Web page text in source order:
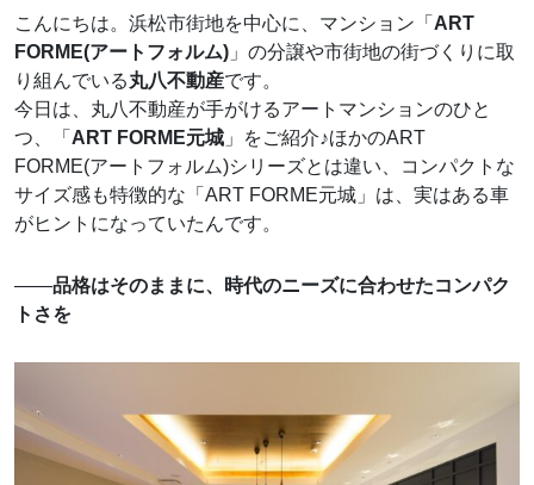
こんにちは。浜松市街地を中心に、マンション「 ART
FORME(アートフォルム) 」の分譲や市街地の街づくりに取
り組んでいる丸八不動産です。
今日は、丸八不動産が手がけるアートマンションのひと
つ、「 ART FORME元城 」をご紹介♪ほかのART
FORME(アートフォルム)シリーズとは違い、コンパクトな
サイズ感も特徴的な「ART FORME元城」は、実はある車
がヒントになっていたんです。
――品格はそのままに、時代のニーズに合わせたコンパク
トさを